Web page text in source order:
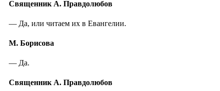
Священник А. Правдолюбов
— Да, или читаем их в Евангелии.
М. Борисова
— Да.
Священник А. Правдолюбов